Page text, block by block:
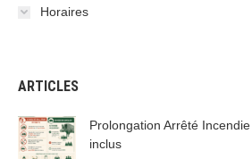
Horaires
ARTICLES
Prolongation Arrêté
inclus